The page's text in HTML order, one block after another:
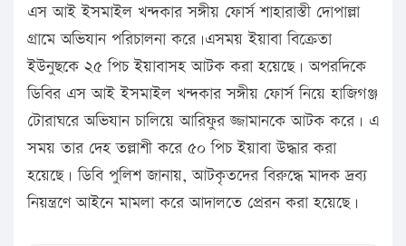
এস আই ইসমাইল খন্দকার সঙ্গীয় ফোর্স শাহারাস্তী দোপাল্লা
গ্রামে অভিযান পরিচালনা করে।এসময় ইয়াবা বিক্রেতা
ইউনুছকে ২৫ পিচ ইয়াবাসহ আটক করা হয়েছে। অপরদিকে
ডিবির এস আই ইসমাইল খন্দকার সঙ্গীয় ফোর্স নিয়ে হাজিগঞ্জ
টোরাঘরে অভিযান চালিয়ে আরিফুর জ্জামানকে আটক করে। এ
সময় তার দেহ তল্লাশী করে ৫০ পিচ ইয়াবা উদ্ধার করা
হয়েছে। ডিবি পুলিশ জানায়, আটকৃতদের বিরুদ্ধে মাদক দ্রব্য
নিয়ন্ত্রণে আইনে মামলা করে আদালতে প্রেরন করা হয়েছে।